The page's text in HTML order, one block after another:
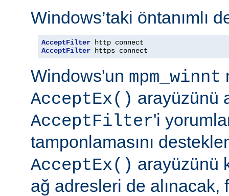
Windows’taki öntanımlı
AcceptFilter
AcceptFilter https connect
Windows'un mpm_winnt
AcceptEx() arayüzünü
AcceptFilter'i
tamponlamasını
AcceptEx() arayüzünü
ağ adresleri de alınacak,